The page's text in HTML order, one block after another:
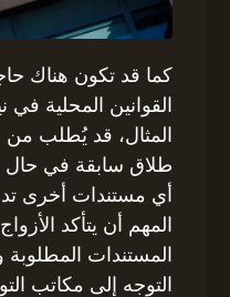
كما قد تكون هناك
القوانين المحلية في
المثال، قد يُطلب من
طلاق سابقة في حال
أي مستندات أخرى
المهم أن يتأكد
المستندات المطلوبة
التوجه إلى مكاتب